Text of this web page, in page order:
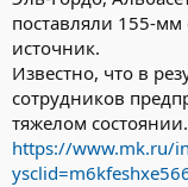
поставляли 155-мм
источник.
Известно, что в
сотрудников
тяжелом состоянии.
https://www.mk.ru/